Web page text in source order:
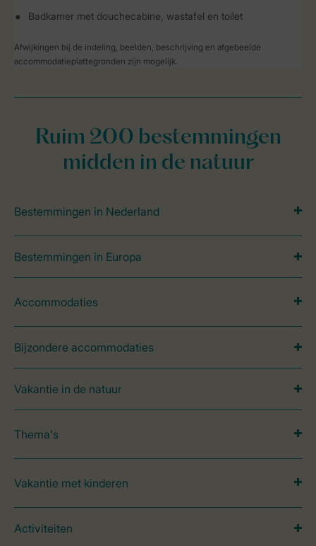
Badkamer met douchecabine, wastafel en toilet
Afwijkingen bij de indeling, beelden, beschrijving en afgebeelde
accommodatieplattegronden zijn mogelijk.
Ruim 200 bestemmingen
midden in de natuur
Bestemmingen in Nederland
Bestemmingen in Europa
Accommodaties
Bijzondere accommodaties
Vakantie in de natuur
Thema's
Vakantie met kinderen
Activiteiten